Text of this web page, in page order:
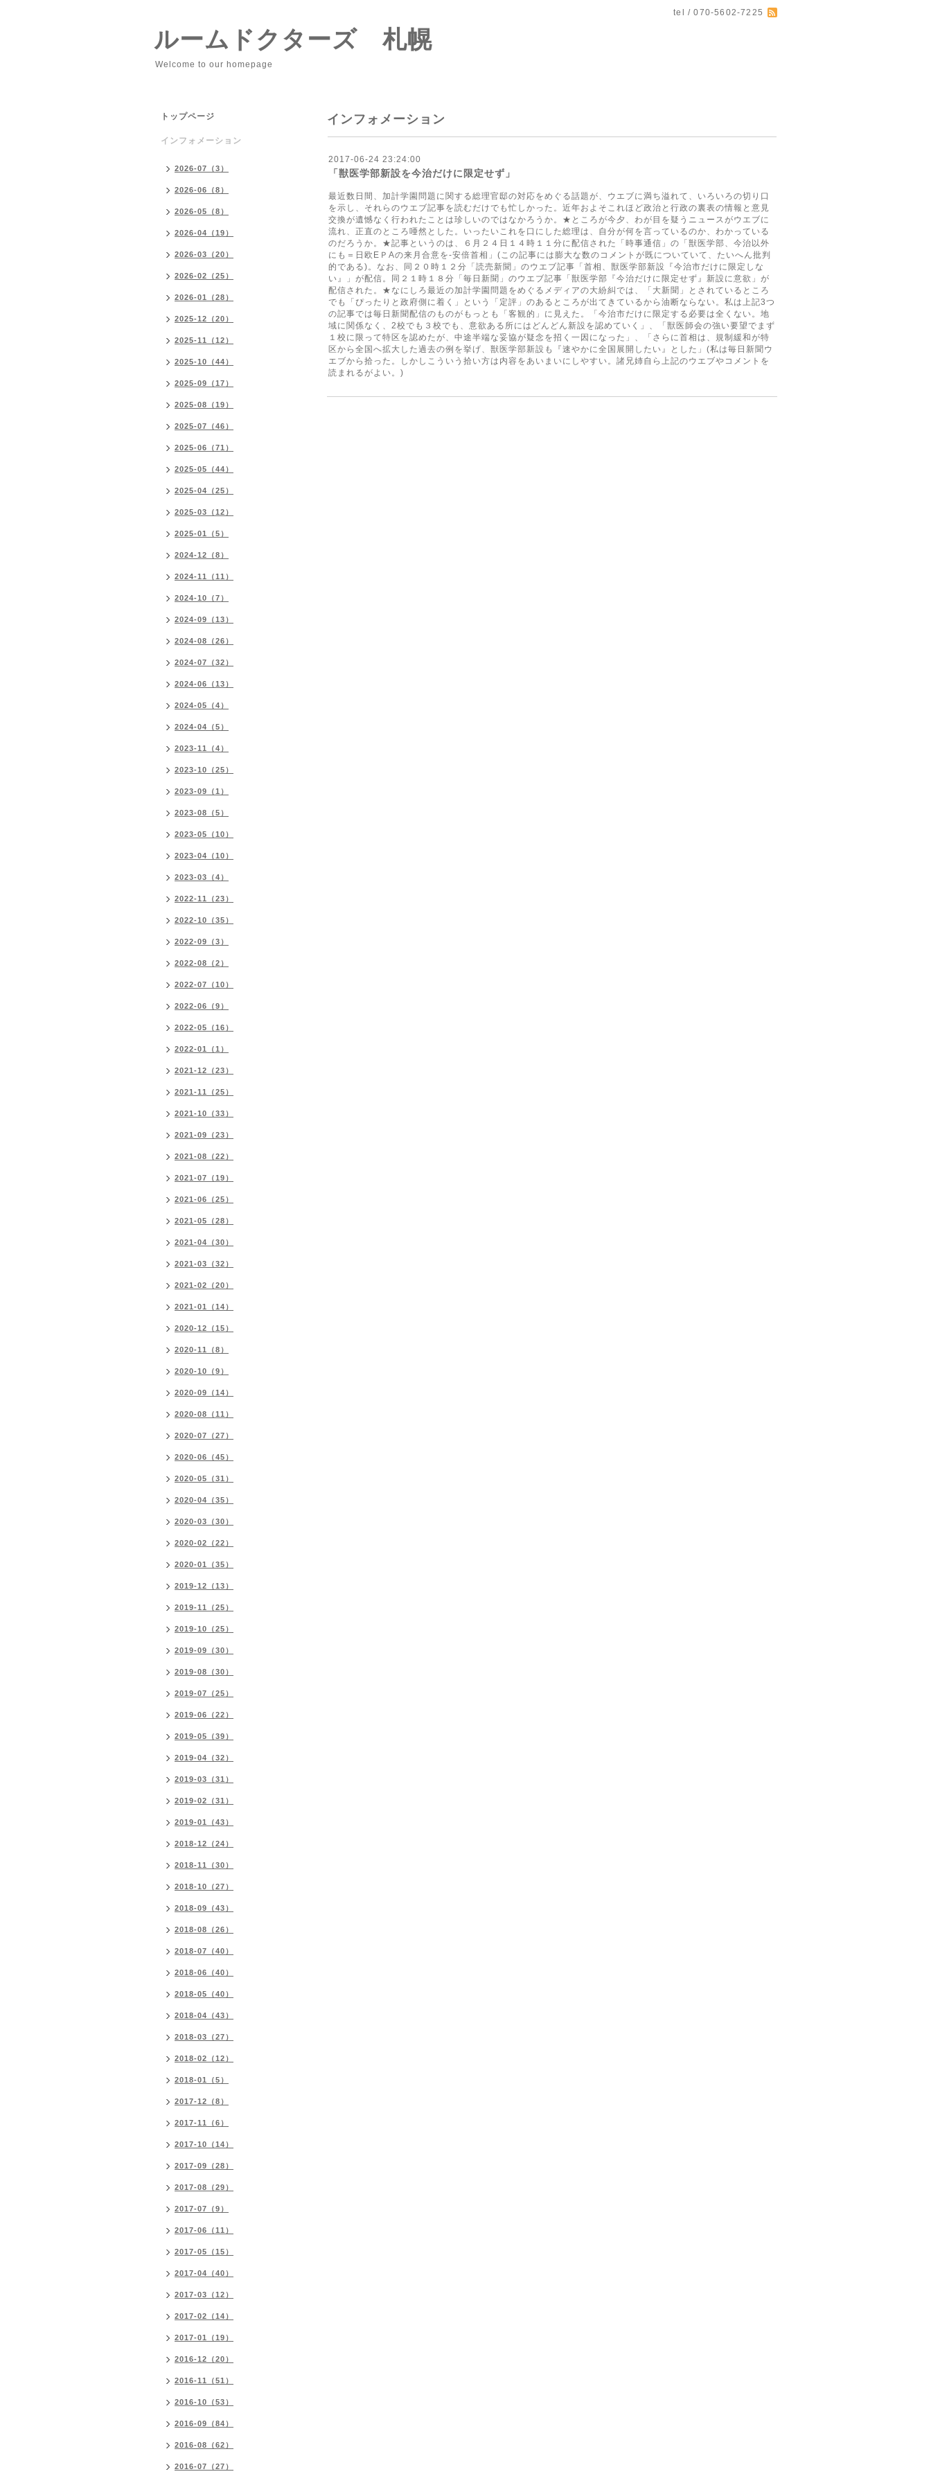
tel / 070-5602-7225
ルームドクターズ 札幌
Welcome to our homepage
インフォメーション
2017-06-24 23:24:00
「獣医学部新設を今治だけに限定せず」
最近数日間、加計学園問題に関する総理官邸の対応をめぐる話題が、ウエブに満ち溢れて、いろいろの切り口
を示し、それらのウエブ記事を読むだけでも忙しかった。近年およそこれほど政治と行政の裏表の情報と意見
交換が遺憾なく行われたことは珍しいのではなかろうか。★ところが今夕、わが目を疑うニュースがウエブに
流れ、正直のところ唖然とした。いったいこれを口にした総理は、自分が何を言っているのか、わかっている
のだろうか。★記事というのは、６月２４日１４時１１分に配信された「時事通信」の「獣医学部、今治以外
にも＝日欧EＰAの来月合意を-安倍首相」(この記事には膨大な数のコメントが既についていて、たいへん批判
的である)。なお、同２０時１２分「読売新聞」のウエブ記事「首相、獣医学部新設『今治市だけに限定しな
い』」が配信。同２１時１８分「毎日新聞」のウエブ記事「獣医学部『今治だけに限定せず』新設に意欲」が
配信された。★なにしろ最近の加計学園問題をめぐるメディアの大紛糾では、「大新聞」とされているところ
でも「ぴったりと政府側に着く」という「定評」のあるところが出てきているから油断ならない。私は上記3つ
の記事では毎日新聞配信のものがもっとも「客観的」に見えた。「今治市だけに限定する必要は全くない。地
域に関係なく、2校でも３校でも、意欲ある所にはどんどん新設を認めていく」、「獣医師会の強い要望でまず
１校に限って特区を認めたが、中途半端な妥協が疑念を招く一因になった」、「さらに首相は、規制緩和が特
区から全国へ拡大した過去の例を挙げ、獣医学部新設も『速やかに全国展開したい』とした」(私は毎日新聞ウ
エブから拾った。しかしこういう拾い方は内容をあいまいにしやすい。諸兄姉自ら上記のウエブやコメントを
読まれるがよい。)
トップページ
インフォメーション
2026-07（3）
2026-06（8）
2026-05（8）
2026-04（19）
2026-03（20）
2026-02（25）
2026-01（28）
2025-12（20）
2025-11（12）
2025-10（44）
2025-09（17）
2025-08（19）
2025-07（46）
2025-06（71）
2025-05（44）
2025-04（25）
2025-03（12）
2025-01（5）
2024-12（8）
2024-11（11）
2024-10（7）
2024-09（13）
2024-08（26）
2024-07（32）
2024-06（13）
2024-05（4）
2024-04（5）
2023-11（4）
2023-10（25）
2023-09（1）
2023-08（5）
2023-05（10）
2023-04（10）
2023-03（4）
2022-11（23）
2022-10（35）
2022-09（3）
2022-08（2）
2022-07（10）
2022-06（9）
2022-05（16）
2022-01（1）
2021-12（23）
2021-11（25）
2021-10（33）
2021-09（23）
2021-08（22）
2021-07（19）
2021-06（25）
2021-05（28）
2021-04（30）
2021-03（32）
2021-02（20）
2021-01（14）
2020-12（15）
2020-11（8）
2020-10（9）
2020-09（14）
2020-08（11）
2020-07（27）
2020-06（45）
2020-05（31）
2020-04（35）
2020-03（30）
2020-02（22）
2020-01（35）
2019-12（13）
2019-11（25）
2019-10（25）
2019-09（30）
2019-08（30）
2019-07（25）
2019-06（22）
2019-05（39）
2019-04（32）
2019-03（31）
2019-02（31）
2019-01（43）
2018-12（24）
2018-11（30）
2018-10（27）
2018-09（43）
2018-08（26）
2018-07（40）
2018-06（40）
2018-05（40）
2018-04（43）
2018-03（27）
2018-02（12）
2018-01（5）
2017-12（8）
2017-11（6）
2017-10（14）
2017-09（28）
2017-08（29）
2017-07（9）
2017-06（11）
2017-05（15）
2017-04（40）
2017-03（12）
2017-02（14）
2017-01（19）
2016-12（20）
2016-11（51）
2016-10（53）
2016-09（84）
2016-08（62）
2016-07（27）